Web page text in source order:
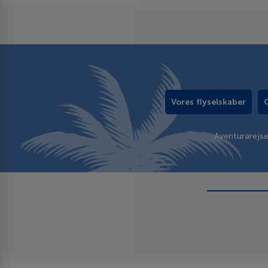
Vores flyselskaber